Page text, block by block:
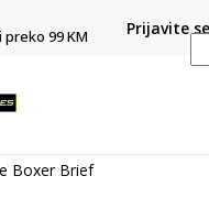
99 KM
Platite
Prijavite se
Boxer Brief